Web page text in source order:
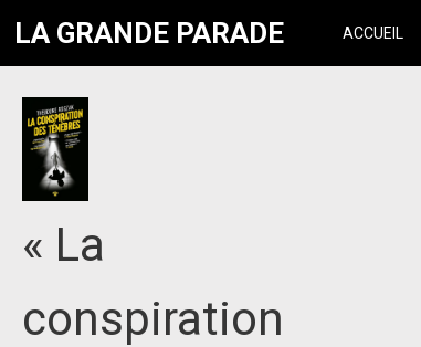
LA GRANDE PARADE ACCUEIL
« La
conspiration